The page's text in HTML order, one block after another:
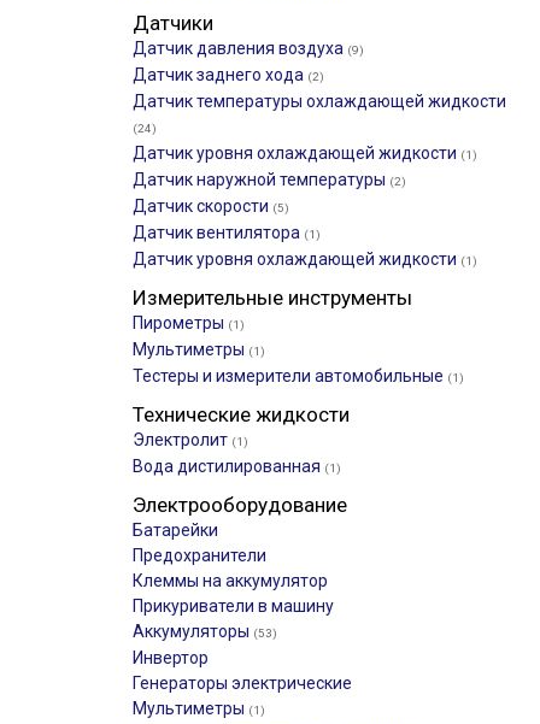
Датчики
Датчик давления воздуха (9)
Датчик заднего хода (2)
Датчик температуры охлаждающей жидкости
(24)
Датчик уровня охлаждающей жидкости (1)
Датчик наружной температуры (2)
Датчик скорости (5)
Датчик вентилятора (1)
Датчик уровня охлаждающей жидкости (1)
Измерительные инструменты
Пирометры (1)
Мультиметры (1)
Тестеры и измерители автомобильные (1)
Технические жидкости
Электролит (1)
Вода дистилированная (1)
Электрооборудование
Батарейки
Предохранители
Клеммы на аккумулятор
Прикуриватели в машину
Аккумуляторы (53)
Инвертор
Генераторы электрические
Мультиметры (1)